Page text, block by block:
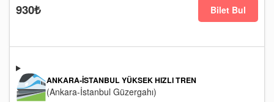
930₺ Bilet Bul
ANKARA-İSTANBUL YÜKSEK HIZLI TREN
(Ankara-İstanbul Güzergahı)